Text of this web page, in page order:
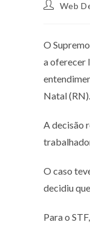
Web
O
a oferecer
Natal (RN).
A decisão
O caso
decidiu
Para o